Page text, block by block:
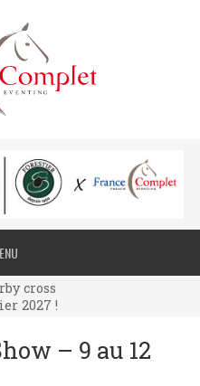
cross
2027 !
cross
2027 !
2027 !– 9 au 12